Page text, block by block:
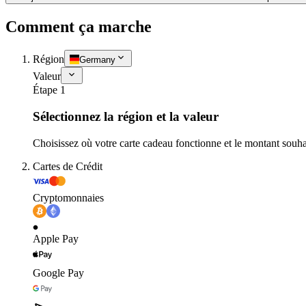
Comment ça marche
Région Germany
Valeur
Étape 1
Sélectionnez la région et la valeur
Choisissez où votre carte cadeau fonctionne et le montant
Cartes de Crédit
Cryptomonnaies
Apple Pay
Google Pay